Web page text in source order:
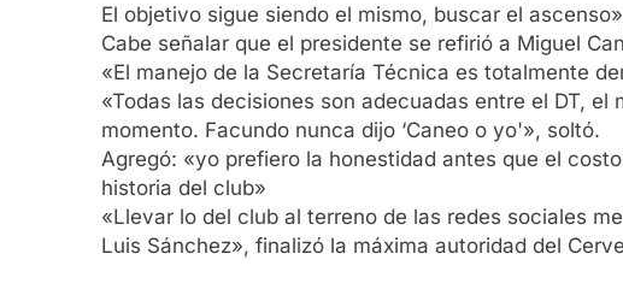
El objetivo sigue siendo el mismo, buscar el
Cabe señalar que el presidente se refirió a Miguel
«El manejo de la Secretaría Técnica es totalmente
«Todas las decisiones son adecuadas entre el DT,
momento. Facundo nunca dijo ‘Caneo o yo'», soltó.
Agregó: «yo prefiero la honestidad antes que el
historia del club»
«Llevar lo del club al terreno de las redes sociales
Luis Sánchez», finalizó la máxima autoridad del